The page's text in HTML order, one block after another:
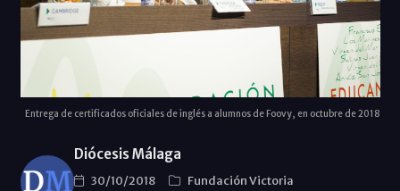
Entrega de certificados oficiales de inglés a alumnos de Foovy, en octubre de 2018
Diócesis Málaga
30/10/2018
Fundación Victoria